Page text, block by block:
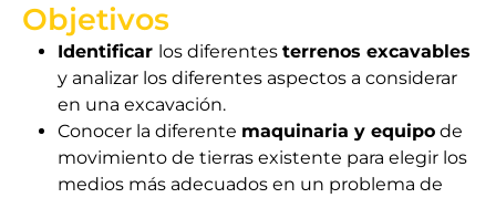
Objetivos
Identificar los diferentes terrenos excavables
y analizar los diferentes aspectos a considerar
en una excavación.
Conocer la diferente maquinaria y equipo de
movimiento de tierras existente para elegir los
medios más adecuados en un problema de